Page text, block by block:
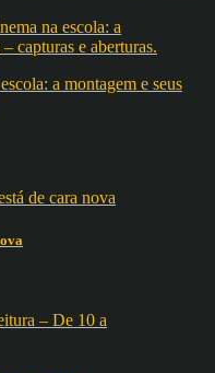
a montagem e seus